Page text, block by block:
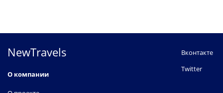
NewTravels
О компании
Вконтакте
Twitter